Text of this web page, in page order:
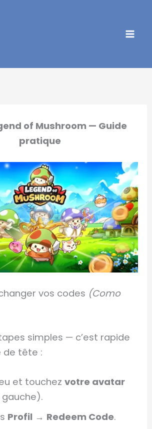
of Mushroom — Guide
pratique
vos codes (Como
simples — c’est rapide
de tête :
et touchezvotre avatar
Profil → Redeem Code.